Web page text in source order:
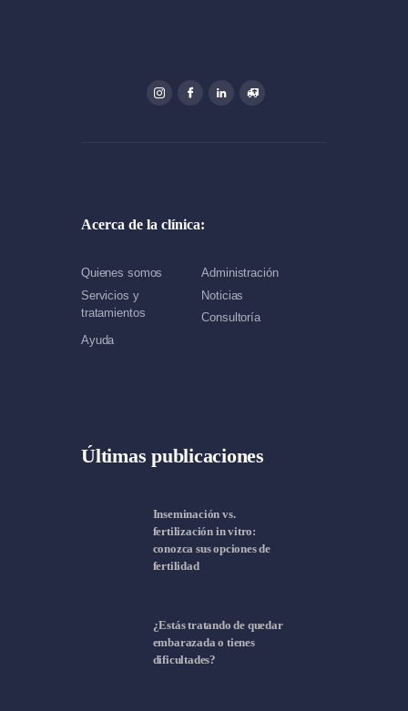
Acerca de la clínica:
Quienes somos
Administración
Servicios y
tratamientos
Noticias
Consultoría
Ayuda
Últimas publicaciones
Inseminación vs.
fertilización in vitro:
conozca sus opciones de
fertilidad
¿Estás tratando de quedar
embarazada o tienes
dificultades?